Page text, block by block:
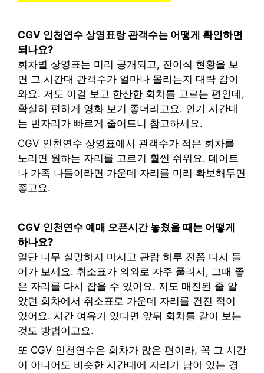
CGV 인천연수 상영표랑 관객수는 어떻게 확인하면
되나요?
회차별 상영표는 미리 공개되고, 잔여석 현황을 보
면 그 시간대 관객수가 얼마나 몰리는지 대략 감이
와요. 저도 이걸 보고 한산한 회차를 고르는 편인데,
확실히 편하게 영화 보기 좋더라고요. 인기 시간대
는 빈자리가 빠르게 줄어드니 참고하세요.
CGV 인천연수 상영표에서 관객수가 적은 회차를
노리면 원하는 자리를 고르기 훨씬 쉬워요. 데이트
나 가족 나들이라면 가운데 자리를 미리 확보해두면
좋고요.
CGV 인천연수 예매 오픈시간 놓쳤을 때는 어떻게
하나요?
일단 너무 실망하지 마시고 관람 하루 전쯤 다시 들
어가 보세요. 취소표가 의외로 자주 풀려서, 그때 좋
은 자리를 다시 잡을 수 있어요. 저도 매진된 줄 알
았던 회차에서 취소표로 가운데 자리를 건진 적이
있어요. 시간 여유가 있다면 앞뒤 회차를 같이 보는
것도 방법이고요.
또 CGV 인천연수은 회차가 많은 편이라, 꼭 그 시간
이 아니어도 비슷한 시간대에 자리가 남아 있는 경